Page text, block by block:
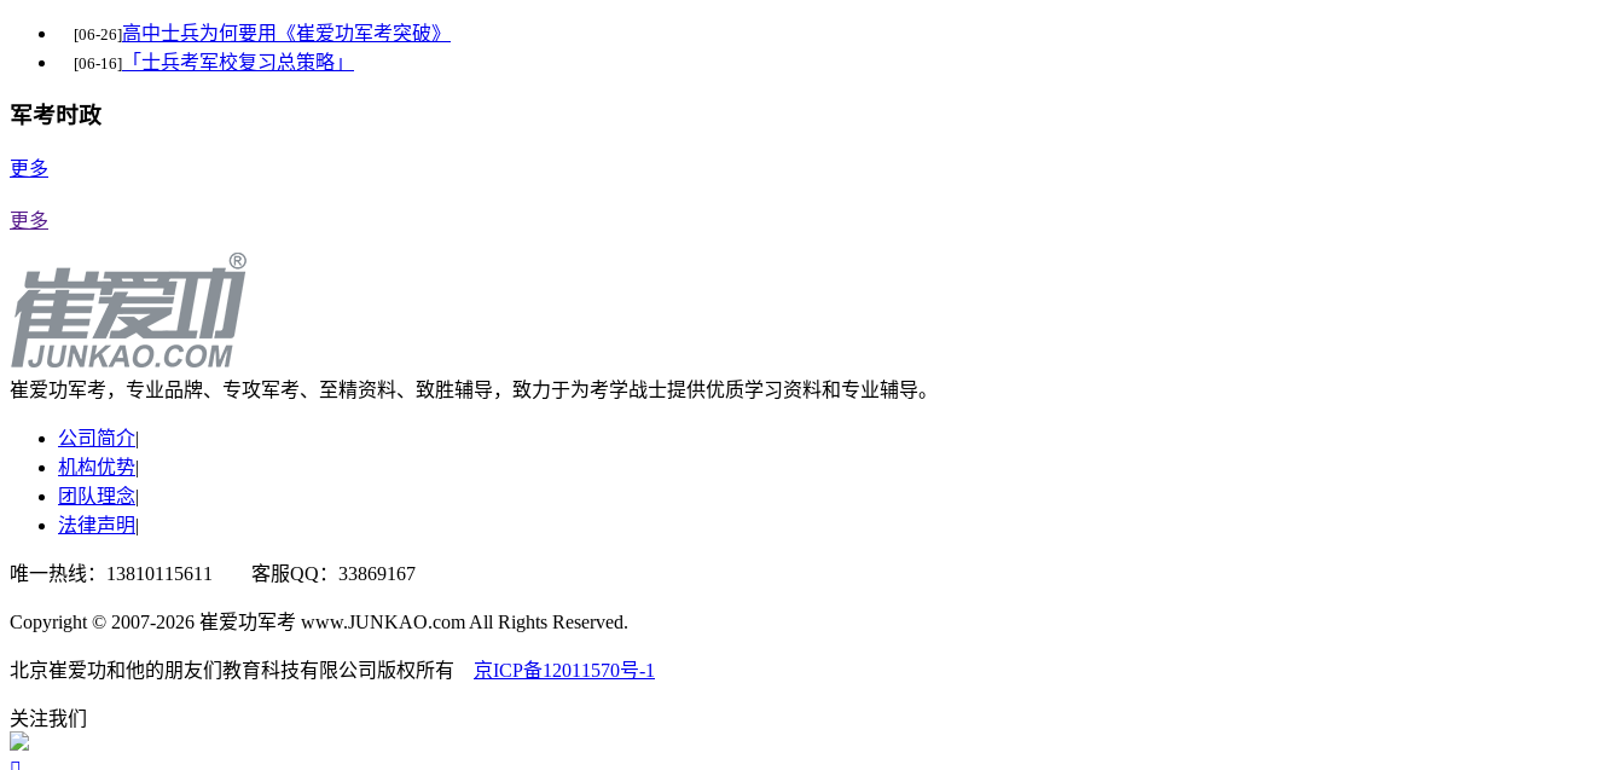
[06-26]高中士兵为何要用《崔爱功军考突破》
[06-16] 「士兵考军校复习总策略」
军考时政
更多
更多
崔爱功军考，专业品牌、专攻军考、至精资料、致胜辅导，致力于为考学战士提供优质学习资料和专业辅导。
公司简介|
机构优势|
团队理念|
法律声明|
唯一热线：13810115611 客服QQ：33869167
Copyright © 2007-2026 崔爱功军考 www.JUNKAO.com All Rights Reserved.
北京崔爱功和他的朋友们教育科技有限公司版权所有 京ICP备12011570号-1
关注我们